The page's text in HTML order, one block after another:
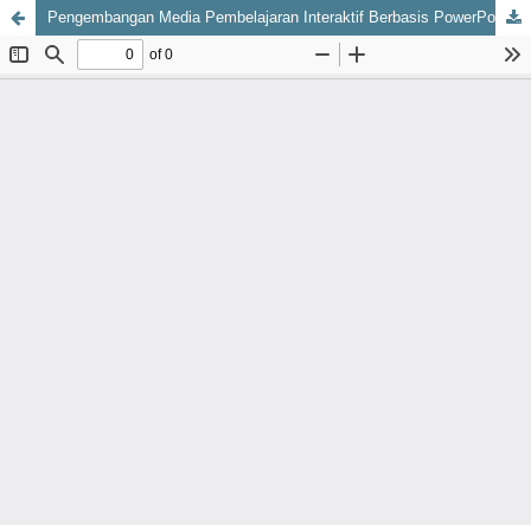
Pengembangan Media Pembelajaran Interaktif Berbasis PowerPoint pada Mata Pelajaran Dasar Desain Grafis di SMK Negeri Kota Makassar